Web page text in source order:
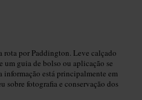
rota por Paddington. Leve calçado
um guia de bolso ou aplicação se
informação está principalmente em
sobre fotografia e conservação dos